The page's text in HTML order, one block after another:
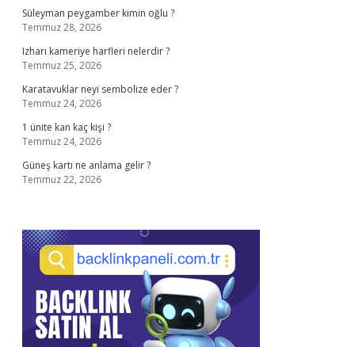
Süleyman peygamber kimin oğlu ?
Temmuz 28, 2026
Izharı kameriye harfleri nelerdir ?
Temmuz 25, 2026
Karatavuklar neyi sembolize eder ?
Temmuz 24, 2026
1 ünite kan kaç kişi ?
Temmuz 24, 2026
Güneş kartı ne anlama gelir ?
Temmuz 22, 2026